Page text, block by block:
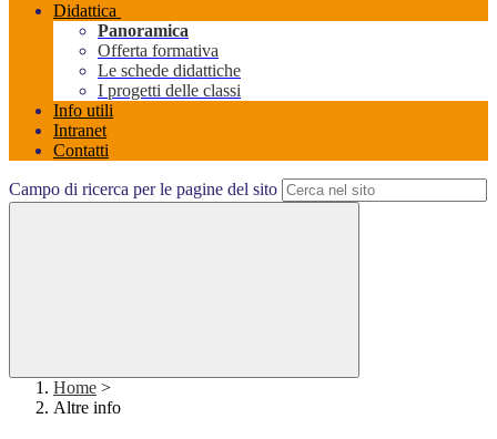
Didattica
Panoramica
Offerta formativa
Le schede didattiche
I progetti delle classi
Info utili
Intranet
Contatti
Campo di ricerca per le pagine del sito
Home >
Altre info